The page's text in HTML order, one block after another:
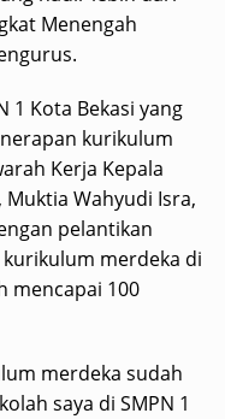
Menengah
1 Kota Bekasi yang
kurikulum
Kerja Kepala
Muktia Wahyudi Isra,
pelantikan
merdeka di
mencapai 100
merdeka sudah
saya di SMPN 1